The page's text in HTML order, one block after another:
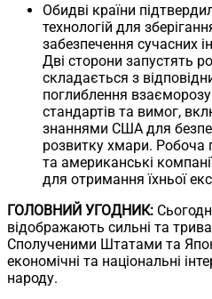
Обидві країни
технологій для
забезпечення сучасних
Дві сторони запустять
складається з
поглиблення
стандартів та вимог,
знаннями США для
розвитку хмари. Робоча
та американські
для отримання їхньої
ГОЛОВНИЙ УГОДНИК:
відображають сильні та
Сполученими Штатами та
економічні та національні
народу.